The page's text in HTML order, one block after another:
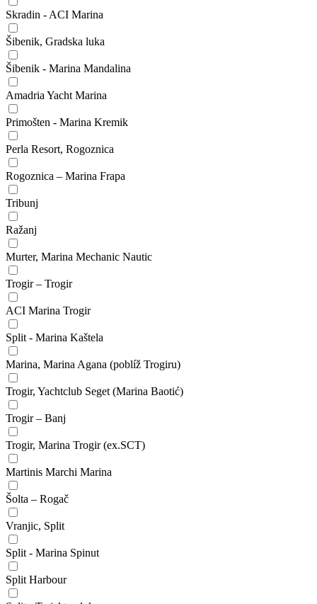
Skradin - ACI Marina
Šibenik, Gradska luka
Šibenik - Marina Mandalina
Amadria Yacht Marina
Primošten - Marina Kremik
Perla Resort, Rogoznica
Rogoznica – Marina Frapa
Tribunj
Ražanj
Murter, Marina Mechanic Nautic
Trogir – Trogir
ACI Marina Trogir
Split - Marina Kaštela
Marina, Marina Agana (poblíž Trogiru)
Trogir, Yachtclub Seget (Marina Baotić)
Trogir – Banj
Trogir, Marina Trogir (ex.SCT)
Martinis Marchi Marina
Šolta – Rogač
Vranjic, Split
Split - Marina Spinut
Split Harbour